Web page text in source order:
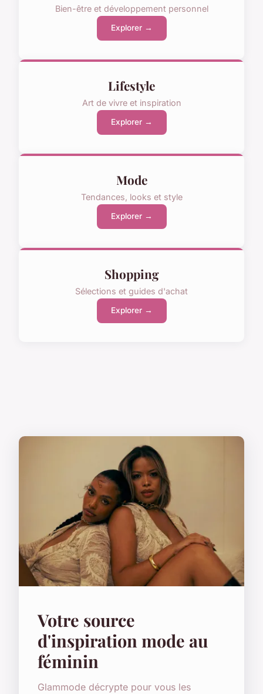
Bien-être et développement personnel
Explorer →
Lifestyle
Art de vivre et inspiration
Explorer →
Mode
Tendances, looks et style
Explorer →
Shopping
Sélections et guides d'achat
Explorer →
Votre source
d'inspiration mode au
féminin
Glammode décrypte pour vous les